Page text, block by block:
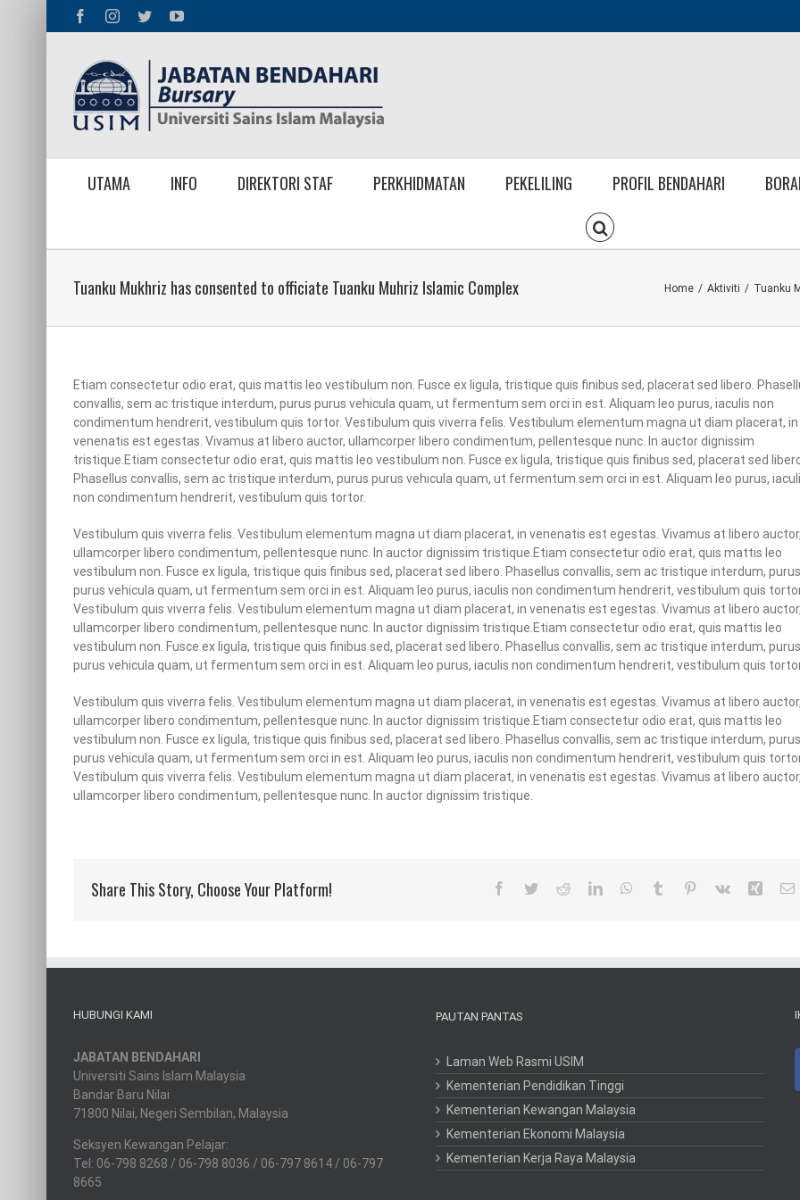
FacebookInstagram
TwitterYouTube
UTAMA INFO DIREKTORI STAF PERKHIDMATAN PEKELILING PROFIL BENDAHARI
Tuanku Mukhriz has consented to officiate Tuanku Muhriz Islamic Complex Home / Aktiviti / Tuanku
Etiam consectetur odio erat, quis mattis leo vestibulum non. Fusce ex ligula, tristique quis finibus sed, placerat sed libero.
convallis, sem ac tristique interdum, purus purus vehicula quam, ut fermentum sem orci in est. Aliquam leo purus, iaculis non
condimentum hendrerit, vestibulum quis tortor. Vestibulum quis viverra felis. Vestibulum elementum magna ut diam placerat, in
venenatis est egestas. Vivamus at libero auctor, ullamcorper libero condimentum, pellentesque nunc. In auctor dignissim
tristique.Etiam consectetur odio erat, quis mattis leo vestibulum non. Fusce ex ligula, tristique quis finibus sed, placerat sed
Phasellus convallis, sem ac tristique interdum, purus purus vehicula quam, ut fermentum sem orci in est. Aliquam leo purus,
non condimentum hendrerit, vestibulum quis tortor.
Vestibulum quis viverra felis. Vestibulum elementum magna ut diam placerat, in venenatis est egestas. Vivamus at libero auctor,
ullamcorper libero condimentum, pellentesque nunc. In auctor dignissim tristique.Etiam consectetur odio erat, quis mattis leo
vestibulum non. Fusce ex ligula, tristique quis finibus sed, placerat sed libero. Phasellus convallis, sem ac tristique interdum, purus
purus vehicula quam, ut fermentum sem orci in est. Aliquam leo purus, iaculis non condimentum hendrerit, vestibulum quis
Vestibulum quis viverra felis. Vestibulum elementum magna ut diam placerat, in venenatis est egestas. Vivamus at libero auctor,
ullamcorper libero condimentum, pellentesque nunc. In auctor dignissim tristique.Etiam consectetur odio erat, quis mattis leo
vestibulum non. Fusce ex ligula, tristique quis finibus sed, placerat sed libero. Phasellus convallis, sem ac tristique interdum, purus
purus vehicula quam, ut fermentum sem orci in est. Aliquam leo purus, iaculis non condimentum hendrerit, vestibulum quis
Vestibulum quis viverra felis. Vestibulum elementum magna ut diam placerat, in venenatis est egestas. Vivamus at libero auctor,
ullamcorper libero condimentum, pellentesque nunc. In auctor dignissim tristique.Etiam consectetur odio erat, quis mattis leo
vestibulum non. Fusce ex ligula, tristique quis finibus sed, placerat sed libero. Phasellus convallis, sem ac tristique interdum, purus
purus vehicula quam, ut fermentum sem orci in est. Aliquam leo purus, iaculis non condimentum hendrerit, vestibulum quis
Vestibulum quis viverra felis. Vestibulum elementum magna ut diam placerat, in venenatis est egestas. Vivamus at libero auctor,
ullamcorper libero condimentum, pellentesque nunc. In auctor dignissim tristique.
Share This Story, Choose Your Platform! Facebook
TwitterRedditLinkedInWhatsApp
Tumblr Pinterest
Vk Xing
HUBUNGI KAMI
JABATAN BENDAHARI
Universiti Sains Islam Malaysia
Bandar Baru Nilai
71800 Nilai, Negeri Sembilan, Malaysia
Seksyen Kewangan Pelajar:
Tel: 06-798 8268 / 06-798 8036 / 06-797 8614 / 06-797
8665
PAUTAN PANTAS
Laman Web Rasmi USIM
Kementerian Pendidikan Tinggi
Kementerian Kewangan Malaysia
Kementerian Ekonomi Malaysia
Kementerian Kerja Raya Malaysia